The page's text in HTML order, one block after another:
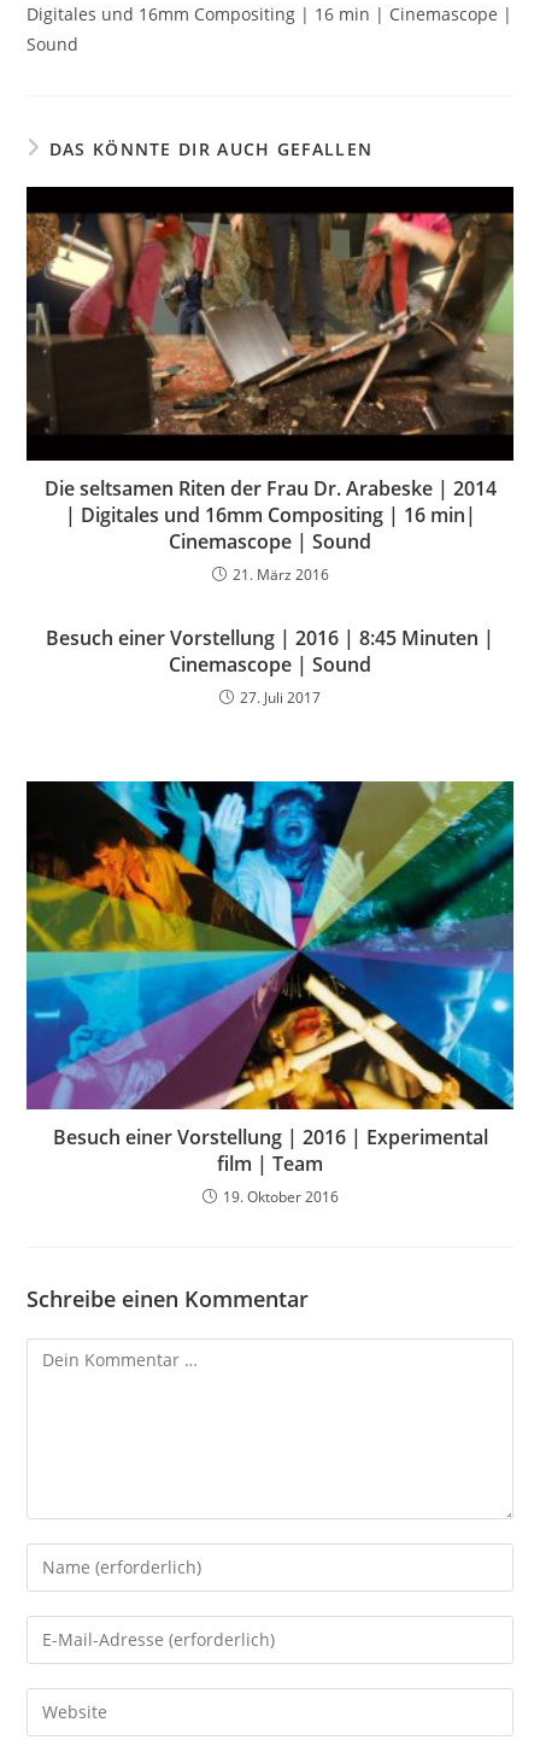
Digitales und 16mm Compositing | 16 min | Cinemascope |
Sound
DAS KÖNNTE DIR AUCH GEFALLEN
Die seltsamen Riten der Frau Dr. Arabeske | 2014
| Digitales und 16mm Compositing | 16 min|
Cinemascope | Sound
21. März 2016
Besuch einer Vorstellung | 2016 | 8:45 Minuten |
Cinemascope | Sound
27. Juli 2017
Besuch einer Vorstellung | 2016 | Experimental
film | Team
19. Oktober 2016
Schreibe einen Kommentar